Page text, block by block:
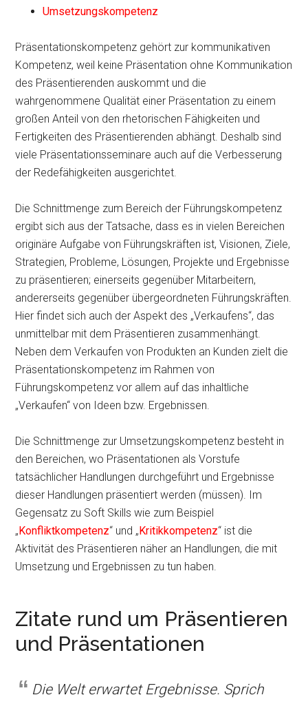
Umsetzungskompetenz
Präsentationskompetenz gehört zur kommunikativen
Kompetenz, weil keine Präsentation ohne Kommunikation
des Präsentierenden auskommt und die
wahrgenommene Qualität einer Präsentation zu einem
großen Anteil von den rhetorischen Fähigkeiten und
Fertigkeiten des Präsentierenden abhängt. Deshalb sind
viele Präsentationsseminare auch auf die Verbesserung
der Redefähigkeiten ausgerichtet.
Die Schnittmenge zum Bereich der Führungskompetenz
ergibt sich aus der Tatsache, dass es in vielen Bereichen
originäre Aufgabe von Führungskräften ist, Visionen, Ziele,
Strategien, Probleme, Lösungen, Projekte und Ergebnisse
zu präsentieren; einerseits gegenüber Mitarbeitern,
andererseits gegenüber übergeordneten Führungskräften.
Hier findet sich auch der Aspekt des „Verkaufens“, das
unmittelbar mit dem Präsentieren zusammenhängt.
Neben dem Verkaufen von Produkten an Kunden zielt die
Präsentationskompetenz im Rahmen von
Führungskompetenz vor allem auf das inhaltliche
„Verkaufen“ von Ideen bzw. Ergebnissen.
Die Schnittmenge zur Umsetzungskompetenz besteht in
den Bereichen, wo Präsentationen als Vorstufe
tatsächlicher Handlungen durchgeführt und Ergebnisse
dieser Handlungen präsentiert werden (müssen). Im
Gegensatz zu Soft Skills wie zum Beispiel
„ Konfliktkompetenz“ und „ Kritikkompetenz“ ist die
Aktivität des Präsentieren näher an Handlungen, die mit
Umsetzung und Ergebnissen zu tun haben.
Zitate rund um Präsentieren
und Präsentationen
Die Welt erwartet Ergebnisse. Sprich